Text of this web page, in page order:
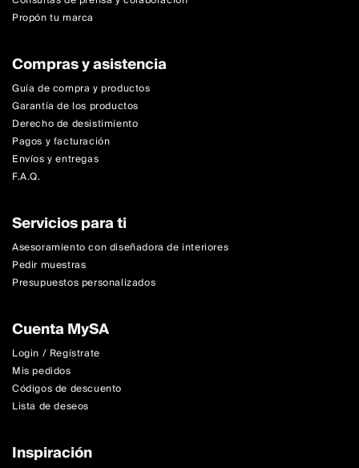
Propón tu marca
Compras y asistencia
Guía de compra y productos
Garantía de los productos
Derecho de desistimiento
Pagos y facturación
Envíos y entregas
F.A.Q.
Servicios para ti
Asesoramiento con diseñadora de interiores
Pedir muestras
Presupuestos personalizados
Cuenta MySA
Login / Regístrate
Mis pedidos
Códigos de descuento
Lista de deseos
Inspiración